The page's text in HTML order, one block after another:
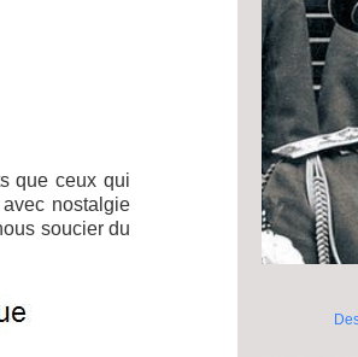
que ceux qui
nostalgie
soucier du